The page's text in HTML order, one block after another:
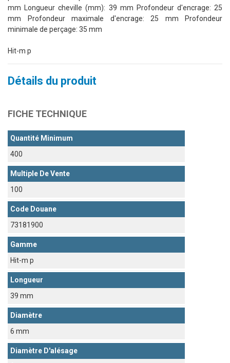
mm Longueur cheville (mm): 39 mm Profondeur d'encrage: 25
mm Profondeur maximale d'encrage: 25 mm Profondeur
minimale de perçage: 35 mm
Hit-m p
Détails du produit
FICHE TECHNIQUE
Quantité Minimum
400
Multiple De Vente
100
Code Douane
73181900
Gamme
Hit-m p
Longueur
39 mm
Diamètre
6 mm
Diamètre D'alésage